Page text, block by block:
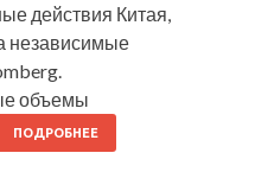
действия Китая,
независимые
объемы
ПОДРОБНЕЕ